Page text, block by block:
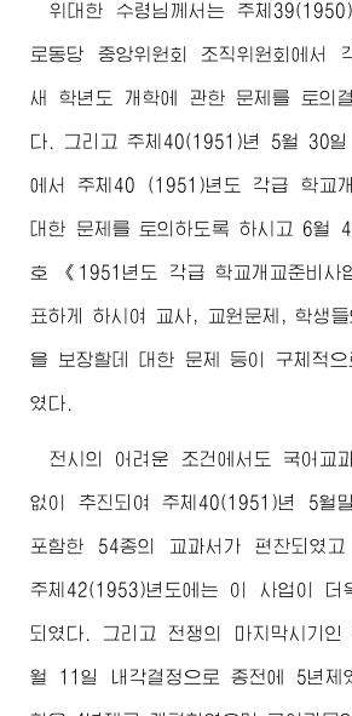
위대한 수령님 께서는 주체
로동당 중앙위원회 조직위원회에서
새 학년도 개학에 관한 문제를 토의
다. 그리고 주체40(1951)년 5월 30일
에서 주체40 (1951)년도 각급 학교개
대한 문제를 토의하도록 하시고 6월
호 《1951년도 각급 학교개교준비사
표하게 하시여 교사, 교원문제, 학생
을 보장할데 대한 문제 등이 구체적으
였다.
전시의 어려운 조건에서도 국어교
없이 추진되여 주체40(1951)년 5월
포함한 54종의 교과서가 편찬되였
주체42(1953)년도에는 이 사업이 더
되였다. 그리고 전쟁의 마지막시기
월 11일 내각결정으로 종전에 5년제